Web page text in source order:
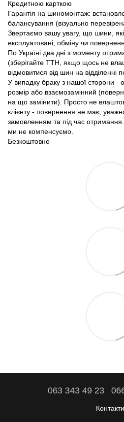
Кредитною карткою
Гарантія на шиномонтаж:
балансування (візуально
Звертаємо вашу увагу, що шини, які
експлуатовані, обміну чи
По Україні два дні з моменту
(зберігайте ТТН, якщо щось не
відмовитися від шин на відділенні
У випадку браку з нашої сторони -
розмір або взаємозамінний
на що замінити). Просто не
клієнту - повернення не має,
замовленням та під час
ми не компенсуємо.
Безкоштовно
063 343 49 23
Контакти